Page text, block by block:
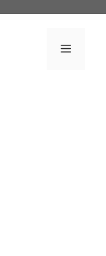
Menu